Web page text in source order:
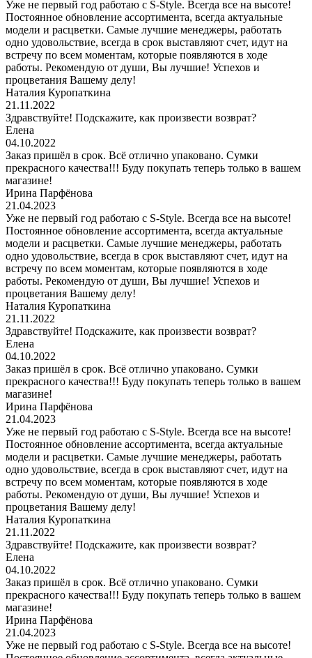
Уже не первый год работаю с S-Style. Всегда все на высоте!
Постоянное обновление ассортимента, всегда актуальные
модели и расцветки. Самые лучшие менеджеры, работать
одно удовольствие, всегда в срок выставляют счет, идут на
встречу по всем моментам, которые появляются в ходе
работы. Рекомендую от души, Вы лучшие! Успехов и
процветания Вашему делу!
Наталия Куропаткина
21.11.2022
Здравствуйте! Подскажите, как произвести возврат?
Елена
04.10.2022
Заказ пришёл в срок. Всё отлично упаковано. Сумки
прекрасного качества!!! Буду покупать теперь только в вашем
магазине!
Ирина Парфёнова
21.04.2023
Уже не первый год работаю с S-Style. Всегда все на высоте!
Постоянное обновление ассортимента, всегда актуальные
модели и расцветки. Самые лучшие менеджеры, работать
одно удовольствие, всегда в срок выставляют счет, идут на
встречу по всем моментам, которые появляются в ходе
работы. Рекомендую от души, Вы лучшие! Успехов и
процветания Вашему делу!
Наталия Куропаткина
21.11.2022
Здравствуйте! Подскажите, как произвести возврат?
Елена
04.10.2022
Заказ пришёл в срок. Всё отлично упаковано. Сумки
прекрасного качества!!! Буду покупать теперь только в вашем
магазине!
Ирина Парфёнова
21.04.2023
Уже не первый год работаю с S-Style. Всегда все на высоте!
Постоянное обновление ассортимента, всегда актуальные
модели и расцветки. Самые лучшие менеджеры, работать
одно удовольствие, всегда в срок выставляют счет, идут на
встречу по всем моментам, которые появляются в ходе
работы. Рекомендую от души, Вы лучшие! Успехов и
процветания Вашему делу!
Наталия Куропаткина
21.11.2022
Здравствуйте! Подскажите, как произвести возврат?
Елена
04.10.2022
Заказ пришёл в срок. Всё отлично упаковано. Сумки
прекрасного качества!!! Буду покупать теперь только в вашем
магазине!
Ирина Парфёнова
21.04.2023
Уже не первый год работаю с S-Style. Всегда все на высоте!